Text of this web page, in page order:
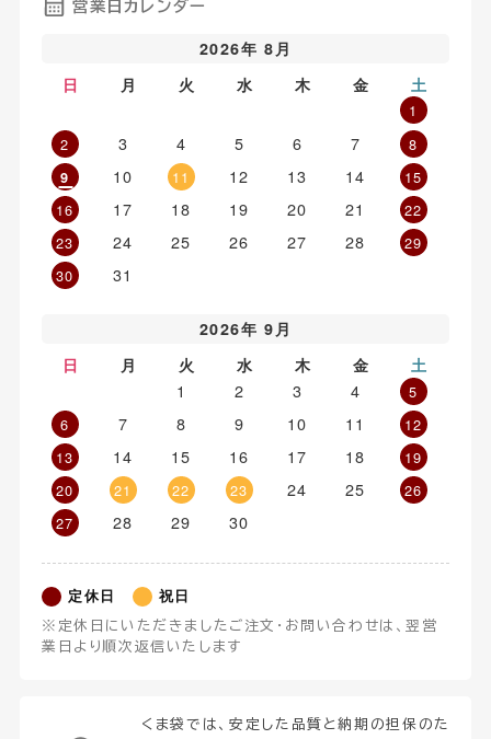
営業日カレンダー
2026年 8月
日
月 火 水 木 金 土
1
2
3 4 5 6 7 8
9 10 11 12 13 14
15
16
17 18 19 20 21
22
23
24 25 26 27 28
29
30
31
2026年 9月
日
月 火 水 木 金 土
1 2 3 4
5
6
7 8 9 10 11
12
13
14 15 16 17 18
19
20
21 22 23 24 25
26
27
28 29 30
定休日 祝日
※定休日にいただきましたご注文・お問い合わせは、翌営
業日より順次返信いたします
くま袋では、安定した品質と納期の担保のた